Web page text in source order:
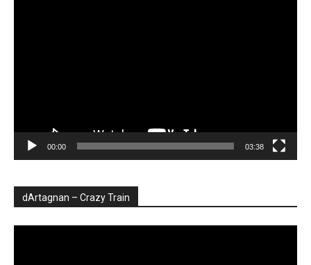
00:00 03:38
dArtagnan – Crazy Train